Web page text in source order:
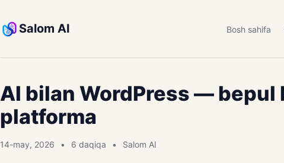
Salom AI Bosh sahifa
AI bilan WordPress — bepul
platforma
14-may, 2026 6 daqiqa Salom AI